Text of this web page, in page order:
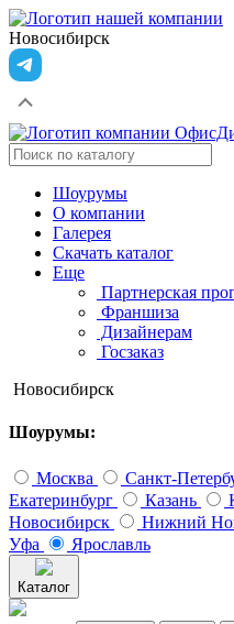
Новосибирск
Шоурумы
О компании
Галерея
Скачать каталог
Еще
Партнерская
Франшиза
Дизайнерам
Госзаказ
Новосибирск
Шоурумы:
Москва Санкт-
Екатеринбург
Казань
Новосибирск
Нижний
Уфа
Ярославль
Каталог